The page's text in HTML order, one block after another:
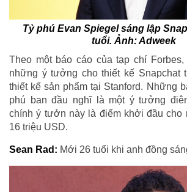
Tỷ phú Evan Spiegel sáng lập
tuổi. Ảnh: Adweek
Theo một báo cáo của tạp chí
những ý tưởng cho thiết kế Snapchat
thiết kế sản phẩm tại Stanford. Những
phú ban đầu nghĩ là một ý tưởng
chính ý tưởn này là điểm khởi đầu cho
16 triệu USD.
Sean Rad: Mới 26 tuổi khi anh đồng